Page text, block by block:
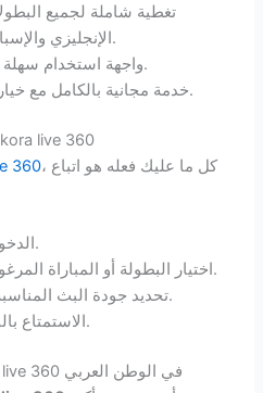
تغطية شاملة لجميع
الإنجليزي والإسباني ودوري أبطال أوروبا.
واجهة استخدام سهلة ومناسبة لجميع الأعمار.
خدمة مجانية بالكامل مع خيارات متميزة للمشتركين.
كيفية مشاهدة المباريات على kora live 360
360، كل ما عليك فعله هو اتباع
الدخول إلى الموقع الرسمي.
اختيار البطولة أو المباراة المرغوبة من القائمة الرئيسية.
تحديد جودة البث المناسبة لسرعة الإنترنت لديك.
الاستمتاع بالبث المباشر بدون تأخير.
إحصائيات حول استخدام kora live 360 في الوطن العربي